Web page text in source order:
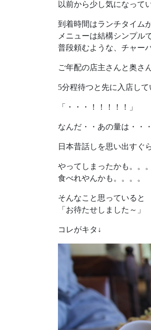
以前から少し気になって
到着時間はランチタイム
メニューは結構シンプル
普段頼むような、チャー
ご年配の店主さんと奥さ
5分程待つと先に入店し
「・・・！！！！！」
なんだ・・あの量は・・
日本昔話しを思い出すぐ
やってしまったかも。。。
食べれやんかも。。。。
そんなこと思っていると
「お待たせしました～」
コレがキタ↓